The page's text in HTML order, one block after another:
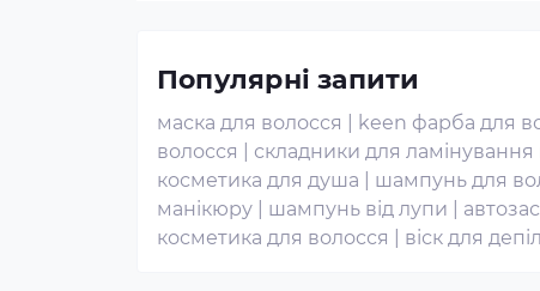
Популярні запити
маска для волосся keen фарба для
волосся
складники для ламінування
косметика для душа
шампунь для
манікюру
шампунь від лупи
косметика для волосся
віск для